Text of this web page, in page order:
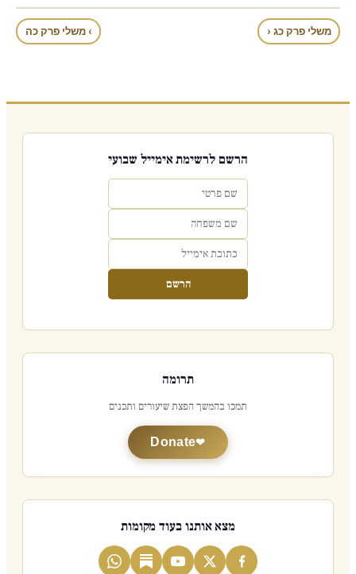
משלי פרק כג ‹ › משלי פרק כה
הרשם לרשימת אימייל שבועי
הרשם
תרומה
תמכו בהמשך הפצת שיעורים ותכנים
Donate
מצא אותנו בעוד מקומות